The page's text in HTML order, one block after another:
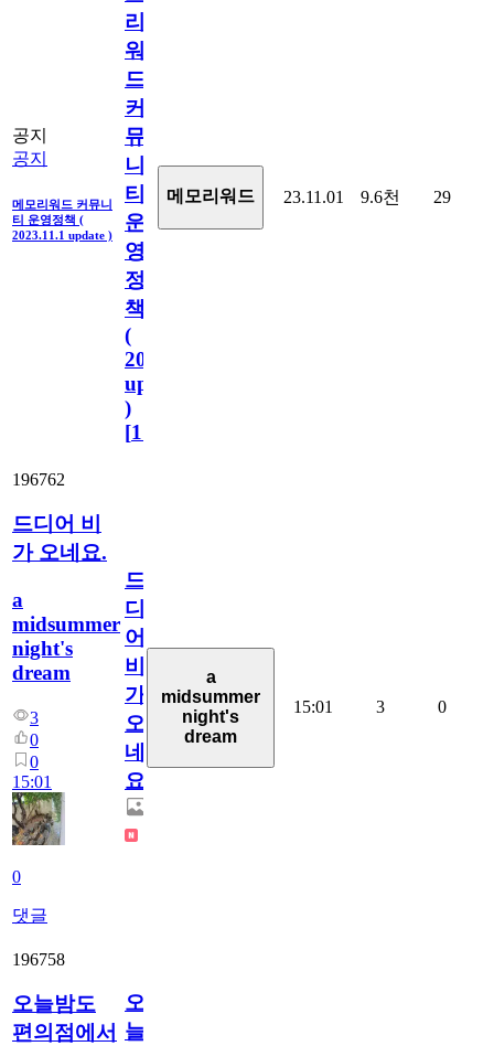
공지
공지
메모리워드 커뮤니
티 운영정책 (
2023.11.1 update )
리
워
드
커
뮤
니
티
운
영
정
책
(
2023.11.1
update
)
[110
메모리워드 23.11.01 9.6천 29
196762
드디어 비
가 오네요.
a
midsummer
night's
dream
3
0
0
15:01
0
댓글
드
디
어
비
가
오
네
요.
a
midsummer
night's
dream
15:01 3 0
196758
오늘밤도
편의점에서
오
늘